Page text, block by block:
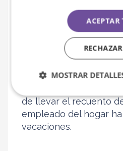
empleados de
deben incluir
mensual?
los empleados del
de llevar el recuento
empleado del hogar
vacaciones.
ACEPTAR
MOSTRAR